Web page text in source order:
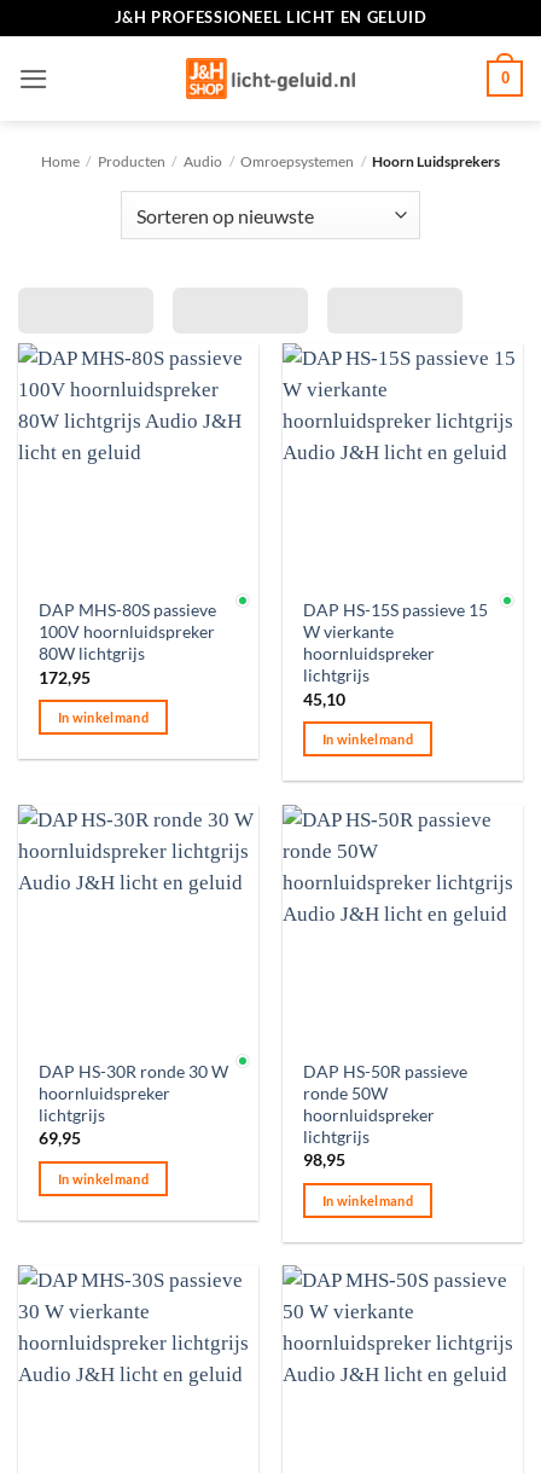
inhoud
J&H PROFESSIONEEL LICHT EN GELUID
0
Home / Producten / Audio / Omroepsystemen / Hoorn Luidsprekers
Op voorraad
DAP MHS-80S passieve
100V hoornluidspreker
80W lichtgrijs
172,95
In winkelmand
Op voorraad
DAP HS-15S passieve 15
W vierkante
hoornluidspreker
lichtgrijs
45,10
In winkelmand
Op voorraad
DAP HS-30R ronde 30 W
hoornluidspreker
lichtgrijs
69,95
In winkelmand
DAP HS-50R passieve
ronde 50W
hoornluidspreker
lichtgrijs
98,95
In winkelmand